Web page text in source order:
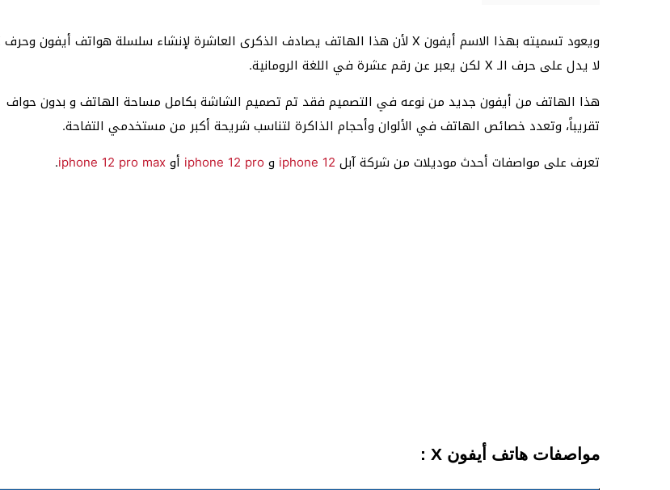
لا يدل على حرف الـ X لكن يعبر عن رقم عشرة في اللغة الرومانية.
هذا الهاتف من أيفون جديد من نوعه في التصميم فقد تم تصميم الشاشة بكامل مساحة الهاتف و بدون حواف
تقريباً، وتعدد خصائص الهاتف في الألوان وأحجام الذاكرة لتناسب شريحة أكبر من مستخدمي التفاحة.
تعرف على مواصفات أحدث موديلات من شركة آبل iphone 12 و iphone 12 pro أوiphone 12 pro max
.
مواصفات هاتف أيفون X :